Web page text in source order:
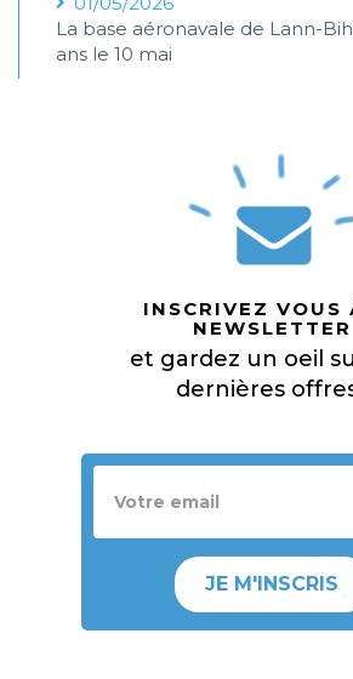
La base aéronavale de Lann-
ans le 10 mai
INSCRIVEZ VOUS
NEWSLETTER
et gardez un oeil
dernières
JE M'INSCRIS